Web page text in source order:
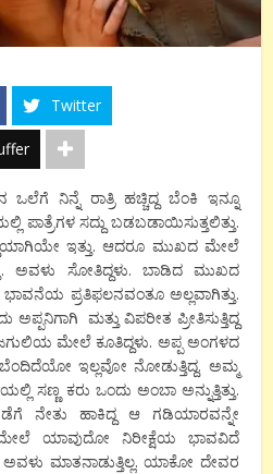
Twitter
ಒಲೆಗೆ ನಿನ್ನೆ ರಾತ್ರಿ ಹಚ್ಚಿದ್ದ ಬೆಂಕಿ ಇನ್ನೂ
ಪಾತ್ರೆಗಳ ಸದ್ದು ಬಡಬಡಾಯಿಸುತ್ತಲಿತ್ತು.
ಇತ್ತು. ಆದರೂ ಮುಖದ ಮೇಲೆ
.ಅವಳು ಸೋತಿದ್ದಳು. ಬಾಡಿದ ಮುಖದ
ಭಾವನೆಯ ಪ್ರತಿಫಲನವಂತೂ ಅಲ್ಲವಾಗಿತ್ತು.
ಅಪ್ಪನಿಗಾಗಿ ಮತ್ತು ವಿಪರೀತ ಪ್ರೀತಿಸುತ್ತಿದ್ದ
ಮೇಲೆ ಕೂತಿದ್ದಳು. ಅಪ್ಪ ಅಂಗಳದ
ಬೆಂದಿದೆಯೋ ಇಲ್ಲವೋ ನೋಡುತ್ತಿದ್ದ. ಅಮ್ಮ
ಸಣ್ಣ ಕರು ಒಂದು ಅಂಬಾ ಅನ್ನುತ್ತಿತ್ತು.
ನೇತು ಹಾಕಿದ್ದ ಆ ಗಡಿಯಾರವನ್ನೇ
ಯಾವುದೋ ನಿರೀಕ್ಷೆಯ
ಭಾವವಿದೆ
ಅವಳು ಮಾತನಾಡುತ್ತಿಲ್ಲ. ಯಾಕೋ ದೇವರ